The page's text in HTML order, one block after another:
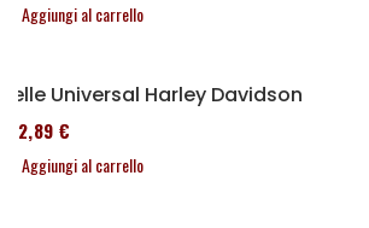
Aggiungi al carrello
Selle Universal Harley Davidson
152,89 €
Aggiungi al carrello